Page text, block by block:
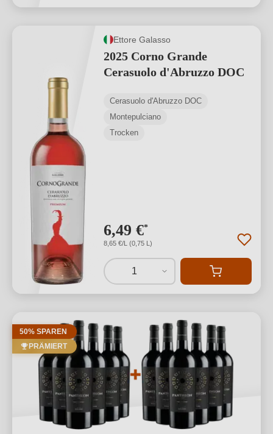
Ettore Galasso
2025 Corno Grande
Cerasuolo d'Abruzzo DOC
Cerasuolo d'Abruzzo DOC
Montepulciano
Trocken
6,49 €*
8,65 €/L (0,75 L)
1
50% SPAREN
PRÄMIERT